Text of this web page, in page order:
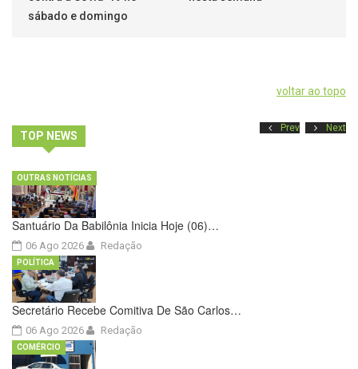
sábado e domingo
voltar ao topo
TOP NEWS
Prev Next
Santuário Da Babilônia Inicia Hoje (06)…
06 Ago 2026
OUTRAS NOTÍCIAS
Redação
Secretário Recebe Comitiva De São Carlos…
06 Ago 2026
POLÍTICA
Redação
COMÉRCIO